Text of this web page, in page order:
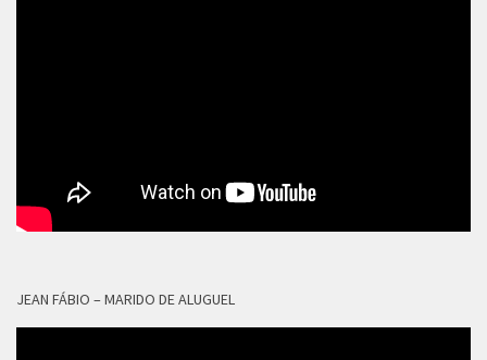
JEAN FÁBIO – MARIDO DE ALUGUEL